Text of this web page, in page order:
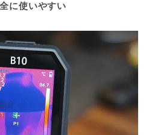
に使いやすい